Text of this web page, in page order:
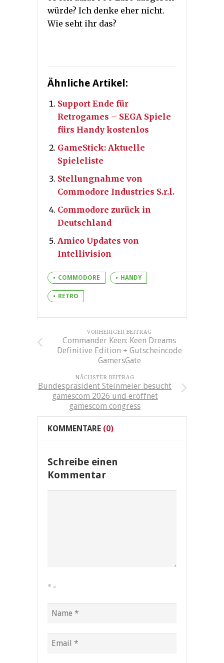
würde? Ich denke eher nicht.
Wie seht ihr das?
Ähnliche Artikel:
Support Ende für
Retrogames – SEGA Spiele
fürs Handy kostenlos
GameStick: Aktuelle
Spieleliste
Stellungnahme von
Commodore Industries S.r.l.
Commodore zurück in
Deutschland
Amico Updates von
Intellivision
COMMODORE HANDY
RETRO
VORHERIGER BEITRAG
Commander Keen: Keen Dreams
Definitive Edition + Gutscheincode
GamersGate
NÄCHSTER BEITRAG
Bundespräsident Steinmeier besucht
gamescom 2026 und eröffnet
gamescom congress
KOMMENTARE (0)
Schreibe einen
Kommentar
* =